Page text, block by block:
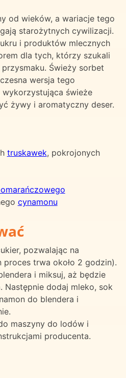
od wieków, a wariacje tego
starożytnych cywilizacji.
i produktów mlecznych
dla tych, którzy szukali
przysmaku. Świeży sorbet
wersja tego
świeże
żywy i aromatyczny deser.
truskawek, pokrojonych
cynamonu
pozwalając na
proces trwa około 2 godzin).
i miksuj, aż będzie
Następnie dodaj mleko, sok
do blendera i
maszyny do lodów i
producenta.